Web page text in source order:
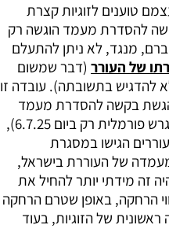
טוענים לזוגיות קצרת
2024) והבקשה להסדרת מעמד הוגשה רק
מנגד, לא ניתן להתעלם
של העורר (דבר שמשום
להדגיש בתשובתה). עובדה זו
הגשת בקשה להסדרת מעמד
עד כה (העובדה שהעורר התגרש פורמלית רק ביום 6.7.25),
הגישו במסגרת
של העוררת בישראל,
זה מידתי יותר להחיל את
צווי הרחקה, באופן שטרם הרחקה
של הזוגיות, בעוד